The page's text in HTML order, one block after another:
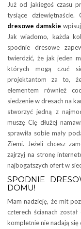
Już od jakiegoś czasu
tysiące dziewiętnaście.
dresowe damskie
Jak wiadomo, każda
spodnie dresowe
twierdzić, że jak jeden
których mogą czuć
projektantom za to,
elementem również
siedzenie w dresach na
stworzyć jedną z
muszę Cię dłużej
sprawiła sobie mały
Ziemi. Jeżeli chcesz
zajrzyj na stronę
najbogatszych ofert w
SPODNIE
DOMU!
Mam nadzieję, że mit
czterech ścianach
kompletnie nie nadają